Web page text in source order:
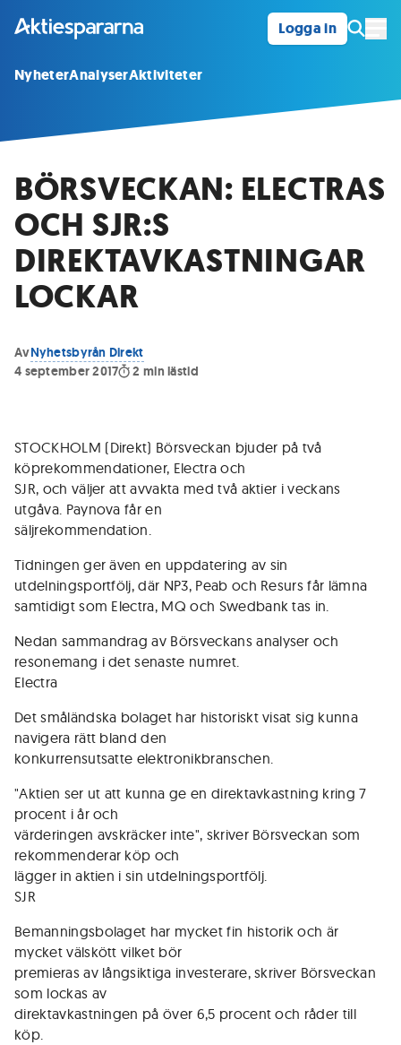
Logga in
NyheterAnalyserAktiviteter
BÖRSVECKAN: ELECTRAS
OCH SJR:S
DIREKTAVKASTNINGAR
LOCKAR
AvNyhetsbyrån Direkt
4 september 2017
2 min lästid
STOCKHOLM (Direkt) Börsveckan bjuder på två
köprekommendationer, Electra och
SJR, och väljer att avvakta med två aktier i veckans
utgåva. Paynova får en
säljrekommendation.
Tidningen ger även en uppdatering av sin
utdelningsportfölj, där NP3, Peab och Resurs får lämna
samtidigt som Electra, MQ och Swedbank tas in.
Nedan sammandrag av Börsveckans analyser och
resonemang i det senaste numret.
Electra
Det småländska bolaget har historiskt visat sig kunna
navigera rätt bland den
konkurrensutsatte elektronikbranschen.
"Aktien ser ut att kunna ge en direktavkastning kring 7
procent i år och
värderingen avskräcker inte", skriver Börsveckan som
rekommenderar köp och
lägger in aktien i sin utdelningsportfölj.
SJR
Bemanningsbolaget har mycket fin historik och är
mycket välskött vilket bör
premieras av långsiktiga investerare, skriver Börsveckan
som lockas av
direktavkastningen på över 6,5 procent och råder till
köp.